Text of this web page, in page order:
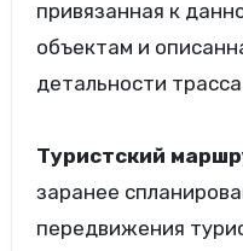
привязанная к
объектам и
детальности
Туристский
заранее
передвижения